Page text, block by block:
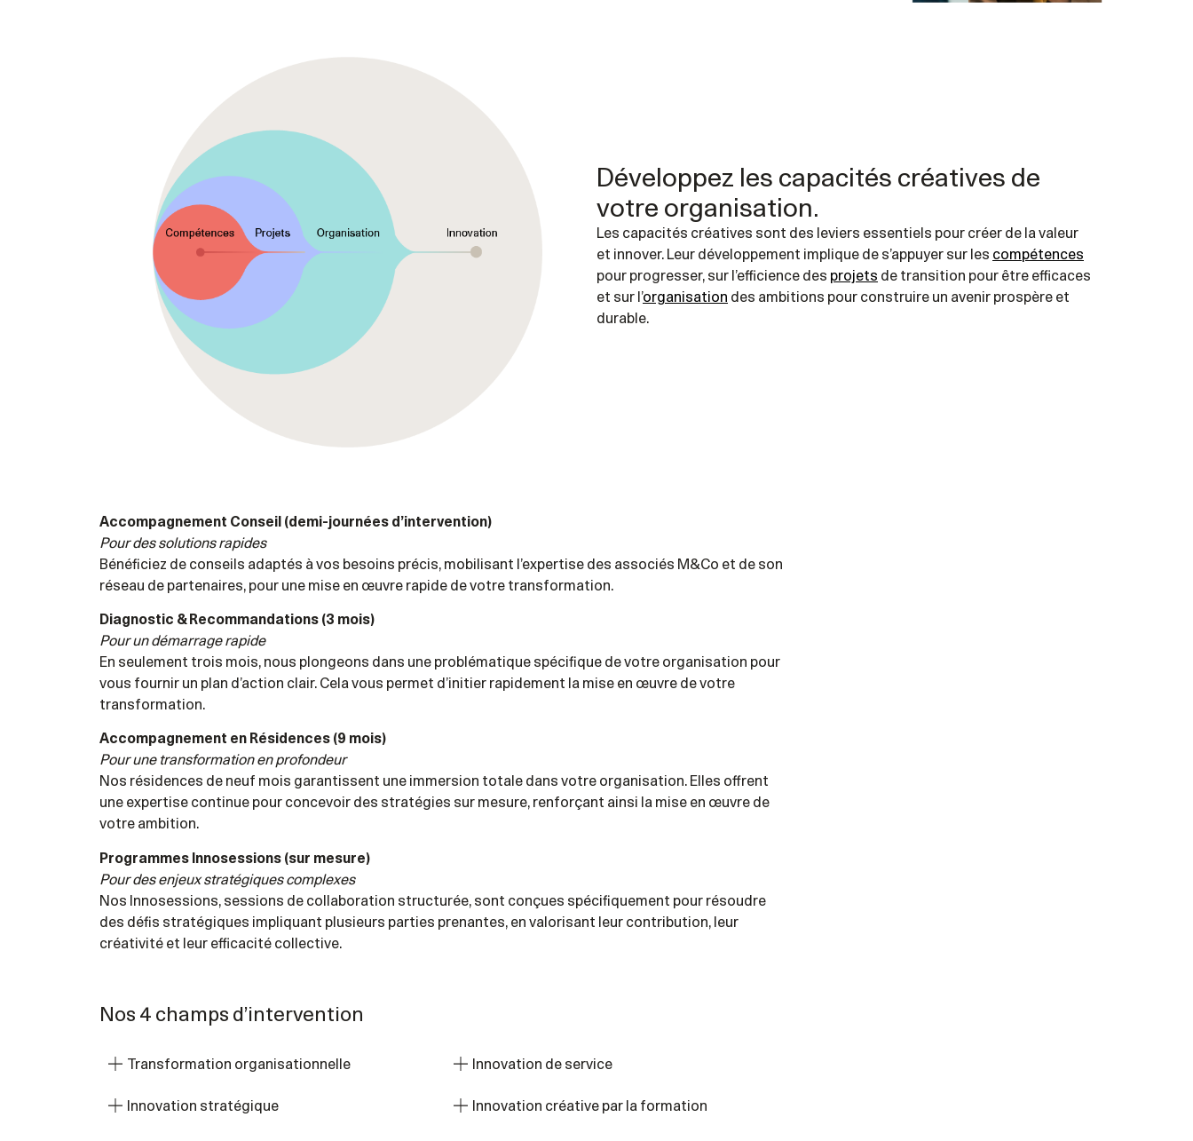
Développez les capacités créatives de
votre organisation.
Les capacités créatives sont des leviers essentiels pour créer de la valeur
et innover. Leur développement implique de s’appuyer sur les compétences
pour progresser, sur l’efficience des projets de transition pour être efficaces
et sur l’organisation des ambitions pour construire un avenir prospère et
durable.
Accompagnement Conseil (demi-journées d’intervention)
Pour des solutions rapides
Bénéficiez de conseils adaptés à vos besoins précis, mobilisant l’expertise des associés M&Co et de son
réseau de partenaires, pour une mise en œuvre rapide de votre transformation.
Diagnostic & Recommandations (3 mois)
Pour un démarrage rapide
En seulement trois mois, nous plongeons dans une problématique spécifique de votre organisation pour
vous fournir un plan d’action clair. Cela vous permet d’initier rapidement la mise en œuvre de votre
transformation.
Accompagnement en Résidences (9 mois)
Pour une transformation en profondeur
Nos résidences de neuf mois garantissent une immersion totale dans votre organisation. Elles offrent
une expertise continue pour concevoir des stratégies sur mesure, renforçant ainsi la mise en œuvre de
votre ambition.
Programmes Innosessions (sur mesure)
Pour des enjeux stratégiques complexes
Nos Innosessions, sessions de collaboration structurée, sont conçues spécifiquement pour résoudre
des défis stratégiques impliquant plusieurs parties prenantes, en valorisant leur contribution, leur
créativité et leur efficacité collective.
Nos 4 champs d’intervention
Transformation organisationnelle
Innovation stratégique
Innovation de service
Innovation créative par la formation